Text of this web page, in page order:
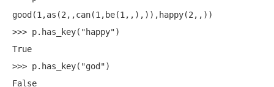
good(1,as(2,,can(1,be(1,,),)),happy(2,,))
>>> p.has_key("happy")
True
>>> p.has_key("god")